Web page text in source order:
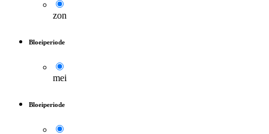
zon
Bloeiperiode
mei
Bloeiperiode